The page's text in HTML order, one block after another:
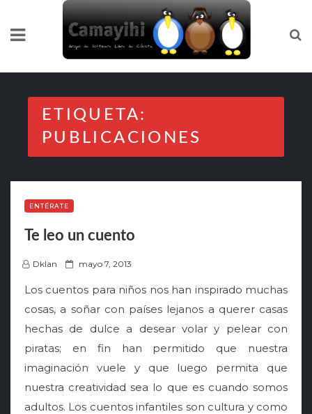
ETIQUETA:
PUBLICACIONES
ENTÉRATE
Te leo un cuento
Dklan
P
s
t
e
d
o
mayo 7, 2013
Los cuentos para niños nos han inspirado muchas
cosas, a soñar con países lejanos a querer casas
hechas de dulce a desear volar y pelear con
piratas; en fin han permitido que nuestra
imaginación vuele y que luego permita que
nuestra creatividad sea lo que es cuando somos
adultos. Los cuentos infantiles son cultura y como